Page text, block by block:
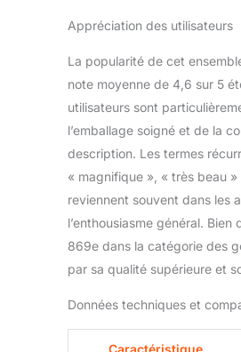
Appréciation des utilisateurs
La popularité de cet
note moyenne de 4,6 sur 5
utilisateurs sont
l’emballage soigné et de la
description. Les termes
« magnifique », « très beau
reviennent souvent dans les
l’enthousiasme général.
869e dans la catégorie des
par sa qualité supérieure et
Données techniques et
Caractéristique